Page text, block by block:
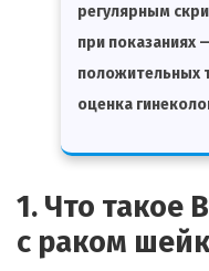
регулярным
при показаниях
положительных
оценка
1. Что такое
с раком